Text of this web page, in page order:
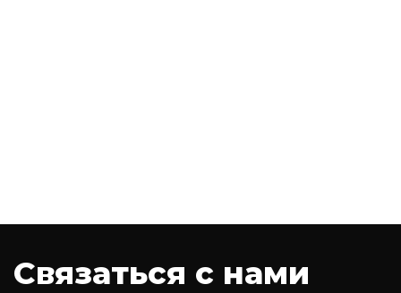
Связаться с нами